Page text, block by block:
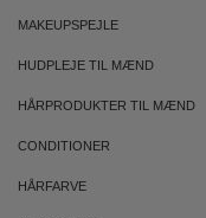
MAKEUPSPEJLE
HUDPLEJE TIL MÆND
HÅRPRODUKTER TIL MÆND
CONDITIONER
HÅRFARVE